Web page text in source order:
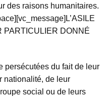
des raisons humanitaires.
PARTICULIER DONNÉ
persécutées du fait de leur
nationalité, de leur
social ou de leurs